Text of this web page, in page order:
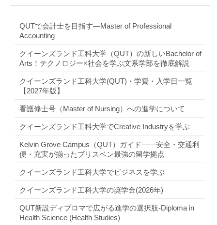
QUTで会計士を目指す―Master of Professional
Accounting
クイーンズランド工科大学（QUT）の新しいBachelor of
Arts！テクノロジー×社会を学ぶ文系学部を徹底解説
クイーンズランド工科大学(QUT)・学費・入学日一覧
【2027年版】
看護修士号（Master of Nursing）への進学について
クイーンズランド工科大学でCreative Industryを学ぶ
Kelvin Grove Campus（QUT）ガイド――安全・交通利
便・充実が揃ったブリスベン最強の留学拠点
クイーンズランド工科大学でビジネスを学ぶ
クイーンズランド工科大学の奨学金(2026年)
QUT新設ディプロマで広がる進学の選択肢-Diploma in
Health Science (Health Studies)